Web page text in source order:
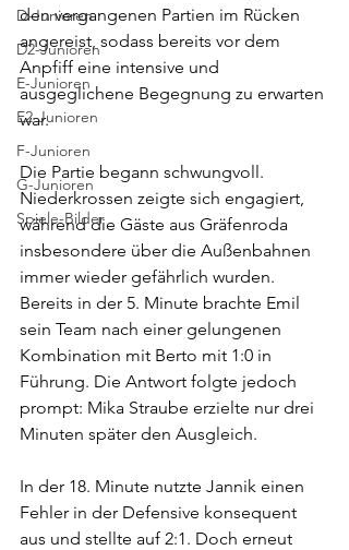
D-Junioren
D2-Junioren
E-Junioren
E2-Junioren
F-Junioren
G-Junioren
Spiele-Bilder
den vergangenen Partien im Rücken
angereist, sodass bereits vor dem
Anpfiff eine intensive und
ausgeglichene Begegnung zu erwarten
war.
Die Partie begann schwungvoll.
Niederkrossen zeigte sich engagiert,
während die Gäste aus Gräfenroda
insbesondere über die Außenbahnen
immer wieder gefährlich wurden.
Bereits in der 5. Minute brachte Emil
sein Team nach einer gelungenen
Kombination mit Berto mit 1:0 in
Führung. Die Antwort folgte jedoch
prompt: Mika Straube erzielte nur drei
Minuten später den Ausgleich.
In der 18. Minute nutzte Jannik einen
Fehler in der Defensive konsequent
aus und stellte auf 2:1. Doch erneut